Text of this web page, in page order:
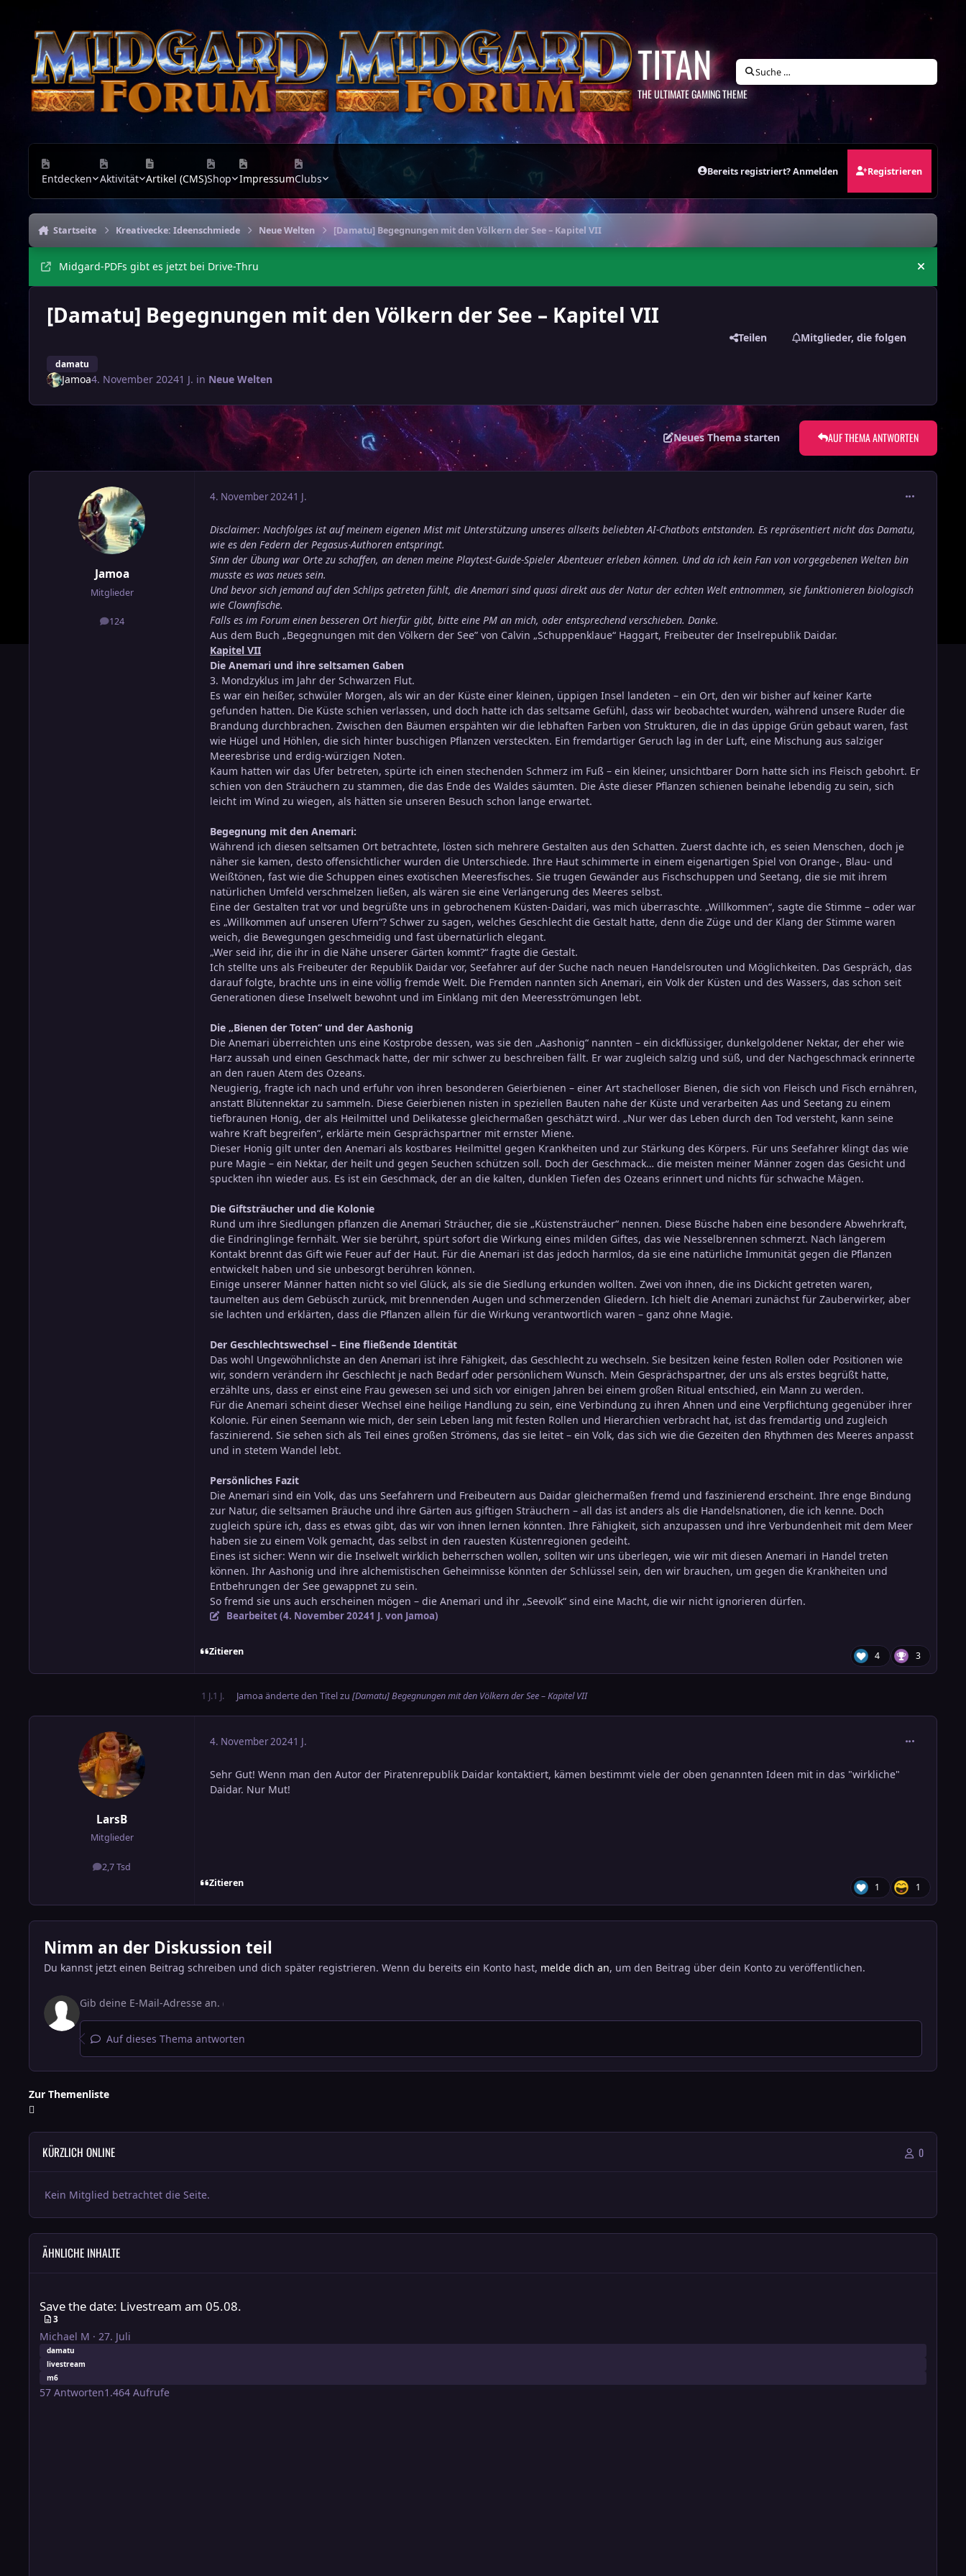
TITAN
THE ULTIMATE GAMING THEME
Suche …
Entdecken Aktivität Artikel (CMS)Shop ImpressumClubs
Bereits registriert? Anmelden Registrieren
Startseite Kreativecke: Ideenschmiede Neue Welten [Damatu] Begegnungen mit den Völkern der See – Kapitel VII
Midgard-PDFs gibt es jetzt bei Drive-Thru
[Damatu] Begegnungen mit den Völkern der See – Kapitel VII
damatu
Teilen Mitglieder, die folgen
Jamoa4. November 20241 J. in Neue Welten
Neues Thema starten AUF THEMA ANTWORTEN
Jamoa
Mitglieder
124
Beiträge
4. November 20241 J.
Disclaimer: Nachfolges ist auf meinem eigenen Mist mit Unterstützung unseres allseits beliebten AI-Chatbots entstanden. Es repräsentiert nicht das Damatu,
wie es den Federn der Pegasus-Authoren entspringt.
Sinn der Übung war Orte zu schaffen, an denen meine Playtest-Guide-Spieler Abenteuer erleben können. Und da ich kein Fan von vorgegebenen Welten bin
musste es was neues sein.
Und bevor sich jemand auf den Schlips getreten fühlt, die Anemari sind quasi direkt aus der Natur der echten Welt entnommen, sie funktionieren biologisch
wie Clownfische.
Falls es im Forum einen besseren Ort hierfür gibt, bitte eine PM an mich, oder entsprechend verschieben. Danke.
Aus dem Buch „Begegnungen mit den Völkern der See” von Calvin „Schuppenklaue“ Haggart, Freibeuter der Inselrepublik Daidar.
Kapitel VII
Die Anemari und ihre seltsamen Gaben
3. Mondzyklus im Jahr der Schwarzen Flut.
Es war ein heißer, schwüler Morgen, als wir an der Küste einer kleinen, üppigen Insel landeten – ein Ort, den wir bisher auf keiner Karte
gefunden hatten. Die Küste schien verlassen, und doch hatte ich das seltsame Gefühl, dass wir beobachtet wurden, während unsere Ruder die
Brandung durchbrachen. Zwischen den Bäumen erspähten wir die lebhaften Farben von Strukturen, die in das üppige Grün gebaut waren, fast
wie Hügel und Höhlen, die sich hinter buschigen Pflanzen versteckten. Ein fremdartiger Geruch lag in der Luft, eine Mischung aus salziger
Meeresbrise und erdig-würzigen Noten.
Kaum hatten wir das Ufer betreten, spürte ich einen stechenden Schmerz im Fuß – ein kleiner, unsichtbarer Dorn hatte sich ins Fleisch gebohrt. Er
schien von den Sträuchern zu stammen, die das Ende des Waldes säumten. Die Äste dieser Pflanzen schienen beinahe lebendig zu sein, sich
leicht im Wind zu wiegen, als hätten sie unseren Besuch schon lange erwartet.
Begegnung mit den Anemari:
Während ich diesen seltsamen Ort betrachtete, lösten sich mehrere Gestalten aus den Schatten. Zuerst dachte ich, es seien Menschen, doch je
näher sie kamen, desto offensichtlicher wurden die Unterschiede. Ihre Haut schimmerte in einem eigenartigen Spiel von Orange-, Blau- und
Weißtönen, fast wie die Schuppen eines exotischen Meeresfisches. Sie trugen Gewänder aus Fischschuppen und Seetang, die sie mit ihrem
natürlichen Umfeld verschmelzen ließen, als wären sie eine Verlängerung des Meeres selbst.
Eine der Gestalten trat vor und begrüßte uns in gebrochenem Küsten-Daidari, was mich überraschte. „Willkommen“, sagte die Stimme – oder war
es „Willkommen auf unseren Ufern“? Schwer zu sagen, welches Geschlecht die Gestalt hatte, denn die Züge und der Klang der Stimme waren
weich, die Bewegungen geschmeidig und fast übernatürlich elegant.
„Wer seid ihr, die ihr in die Nähe unserer Gärten kommt?“ fragte die Gestalt.
Ich stellte uns als Freibeuter der Republik Daidar vor, Seefahrer auf der Suche nach neuen Handelsrouten und Möglichkeiten. Das Gespräch, das
darauf folgte, brachte uns in eine völlig fremde Welt. Die Fremden nannten sich Anemari, ein Volk der Küsten und des Wassers, das schon seit
Generationen diese Inselwelt bewohnt und im Einklang mit den Meeresströmungen lebt.
Die „Bienen der Toten“ und der Aashonig
Die Anemari überreichten uns eine Kostprobe dessen, was sie den „Aashonig“ nannten – ein dickflüssiger, dunkelgoldener Nektar, der eher wie
Harz aussah und einen Geschmack hatte, der mir schwer zu beschreiben fällt. Er war zugleich salzig und süß, und der Nachgeschmack erinnerte
an den rauen Atem des Ozeans.
Neugierig, fragte ich nach und erfuhr von ihren besonderen Geierbienen – einer Art stachelloser Bienen, die sich von Fleisch und Fisch ernähren,
anstatt Blütennektar zu sammeln. Diese Geierbienen nisten in speziellen Bauten nahe der Küste und verarbeiten Aas und Seetang zu einem
tiefbraunen Honig, der als Heilmittel und Delikatesse gleichermaßen geschätzt wird. „Nur wer das Leben durch den Tod versteht, kann seine
wahre Kraft begreifen“, erklärte mein Gesprächspartner mit ernster Miene.
Dieser Honig gilt unter den Anemari als kostbares Heilmittel gegen Krankheiten und zur Stärkung des Körpers. Für uns Seefahrer klingt das wie
pure Magie – ein Nektar, der heilt und gegen Seuchen schützen soll. Doch der Geschmack… die meisten meiner Männer zogen das Gesicht und
spuckten ihn wieder aus. Es ist ein Geschmack, der an die kalten, dunklen Tiefen des Ozeans erinnert und nichts für schwache Mägen.
Die Giftsträucher und die Kolonie
Rund um ihre Siedlungen pflanzen die Anemari Sträucher, die sie „Küstensträucher“ nennen. Diese Büsche haben eine besondere Abwehrkraft,
die Eindringlinge fernhält. Wer sie berührt, spürt sofort die Wirkung eines milden Giftes, das wie Nesselbrennen schmerzt. Nach längerem
Kontakt brennt das Gift wie Feuer auf der Haut. Für die Anemari ist das jedoch harmlos, da sie eine natürliche Immunität gegen die Pflanzen
entwickelt haben und sie unbesorgt berühren können.
Einige unserer Männer hatten nicht so viel Glück, als sie die Siedlung erkunden wollten. Zwei von ihnen, die ins Dickicht getreten waren,
taumelten aus dem Gebüsch zurück, mit brennenden Augen und schmerzenden Gliedern. Ich hielt die Anemari zunächst für Zauberwirker, aber
sie lachten und erklärten, dass die Pflanzen allein für die Wirkung verantwortlich waren – ganz ohne Magie.
Der Geschlechtswechsel – Eine fließende Identität
Das wohl Ungewöhnlichste an den Anemari ist ihre Fähigkeit, das Geschlecht zu wechseln. Sie besitzen keine festen Rollen oder Positionen wie
wir, sondern verändern ihr Geschlecht je nach Bedarf oder persönlichem Wunsch. Mein Gesprächspartner, der uns als erstes begrüßt hatte,
erzählte uns, dass er einst eine Frau gewesen sei und sich vor einigen Jahren bei einem großen Ritual entschied, ein Mann zu werden.
Für die Anemari scheint dieser Wechsel eine heilige Handlung zu sein, eine Verbindung zu ihren Ahnen und eine Verpflichtung gegenüber ihrer
Kolonie. Für einen Seemann wie mich, der sein Leben lang mit festen Rollen und Hierarchien verbracht hat, ist das fremdartig und zugleich
faszinierend. Sie sehen sich als Teil eines großen Strömens, das sie leitet – ein Volk, das sich wie die Gezeiten den Rhythmen des Meeres anpasst
und in stetem Wandel lebt.
Persönliches Fazit
Die Anemari sind ein Volk, das uns Seefahrern und Freibeutern aus Daidar gleichermaßen fremd und faszinierend erscheint. Ihre enge Bindung
zur Natur, die seltsamen Bräuche und ihre Gärten aus giftigen Sträuchern – all das ist anders als die Handelsnationen, die ich kenne. Doch
zugleich spüre ich, dass es etwas gibt, das wir von ihnen lernen könnten. Ihre Fähigkeit, sich anzupassen und ihre Verbundenheit mit dem Meer
haben sie zu einem Volk gemacht, das selbst in den rauesten Küstenregionen gedeiht.
Eines ist sicher: Wenn wir die Inselwelt wirklich beherrschen wollen, sollten wir uns überlegen, wie wir mit diesen Anemari in Handel treten
können. Ihr Aashonig und ihre alchemistischen Geheimnisse könnten der Schlüssel sein, den wir brauchen, um gegen die Krankheiten und
Entbehrungen der See gewappnet zu sein.
So fremd sie uns auch erscheinen mögen – die Anemari und ihr „Seevolk“ sind eine Macht, die wir nicht ignorieren dürfen.
Bearbeitet (4. November 20241 J. von Jamoa)
Zitieren 4 3
1 J.1 J. Jamoa änderte den Titel zu [Damatu] Begegnungen mit den Völkern der See – Kapitel VII
LarsB
Mitglieder
2,7 Tsd
Beiträge
4. November 20241 J.
Sehr Gut! Wenn man den Autor der Piratenrepublik Daidar kontaktiert, kämen bestimmt viele der oben genannten Ideen mit in das "wirkliche"
Daidar. Nur Mut!
Zitieren 1 1
Nimm an der Diskussion teil
Du kannst jetzt einen Beitrag schreiben und dich später registrieren. Wenn du bereits ein Konto hast, melde dich an, um den Beitrag über dein Konto zu veröffentlichen.
Auf dieses Thema antworten
Zur Themenliste
KÜRZLICH ONLINE 0
Kein Mitglied betrachtet die Seite.
ÄHNLICHE INHALTE
Save the date: Livestream am 05.08.
3
Michael M · 27. Juli
damatu
livestream
m6
57 Antworten1.464 Aufrufe